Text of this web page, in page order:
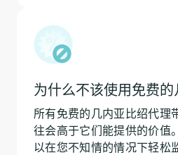
为什么不该使用免费
所有免费的几内亚比绍代理
往会高于它们能提供的价值
以在您不知情的情况下轻松